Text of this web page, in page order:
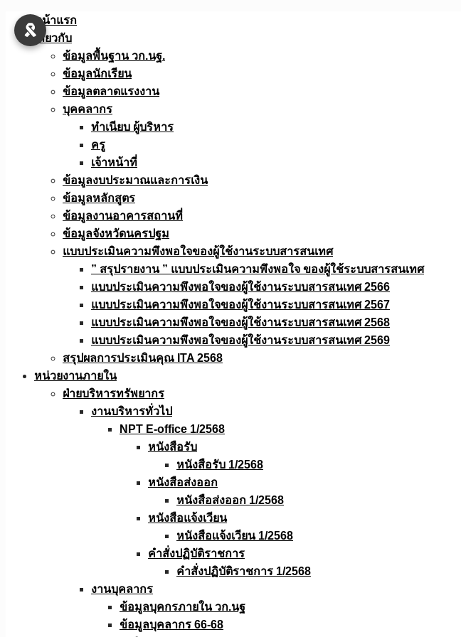
Skip
หน้าแรก
เกี่ยวกับ
ข้อมูลพื้นฐาน วก.นฐ.
ข้อมูลนักเรียน
ข้อมูลตลาดแรงงาน
บุคคลากร
ทำเนียบ ผู้บริหาร
ครู
เจ้าหน้าที่
ข้อมูลงบประมาณเเละการเงิน
ข้อมูลหลักสูตร
ข้อมูลงานอาคารสถานที่
ข้อมูลจังหวัดนครปฐม
แบบประเมินความพึงพอใจของผู้ใช้งานระบบสารสนเทศ
” สรุปรายงาน ” แบบประเมินความพึงพอใจ ของผู้ใช้ระบบสารสนเทศ
แบบประเมินความพึงพอใจของผู้ใช้งานระบบสารสนเทศ 2566
แบบประเมินความพึงพอใจของผู้ใช้งานระบบสารสนเทศ 2567
แบบประเมินความพึงพอใจของผู้ใช้งานระบบสารสนเทศ 2568
แบบประเมินความพึงพอใจของผู้ใช้งานระบบสารสนเทศ 2569
สรุปผลการประเมินคุณ ITA 2568
หน่วยงานภายใน
ฝ่ายบริหารทรัพยากร
งานบริหารทั่วไป
NPT E-office 1/2568
หนังสือรับ
หนังสือรับ 1/2568
หนังสือส่งออก
หนังสือส่งออก 1/2568
หนังสือแจ้งเวียน
หนังสือเเจ้งเวียน 1/2568
คำสั่งปฏิบัติราชการ
คำสั่งปฏิบัติราชการ 1/2568
งานบุคลากร
ข้อมูลบุคกรภายใน วก.นฐ
ข้อมูลบุคลากร 66-68